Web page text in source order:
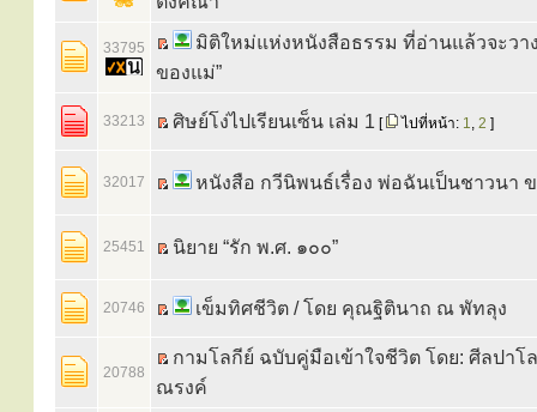
33795
มิติใหม่แห่งหนังสือธรรม ที่อ่านแล้วจะวาง
ของแม่”
33213 ศิษย์โง่ไปเรียนเซ็น เล่ม 1 [ ไปที่หน้า: 1, 2 ]
32017 หนังสือ กวีนิพนธ์เรื่อง พ่อฉันเป็นชาวนา
25451 นิยาย “รัก พ.ศ. ๑๐๐”
20746 เข็มทิศชีวิต / โดย คุณฐิตินาถ ณ พัทลุง
20788
กามโลกีย์ ฉบับคู่มือเข้าใจชีวิต โดย: ศีลปาโ
ณรงค์